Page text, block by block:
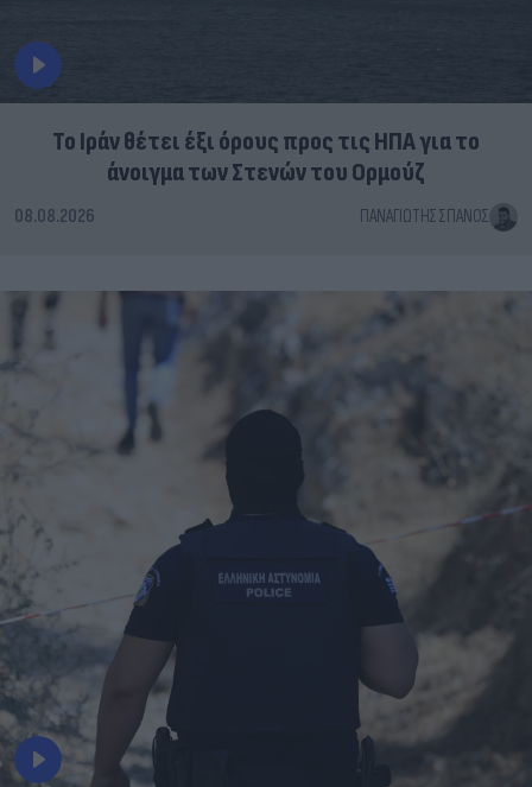
Το Ιράν θέτει έξι όρους προς τις ΗΠΑ για το
άνοιγμα των Στενών του Ορμούζ
08.08.2026 ΠΑΝΑΓΙΏΤΗΣ ΣΠΑΝΌΣ